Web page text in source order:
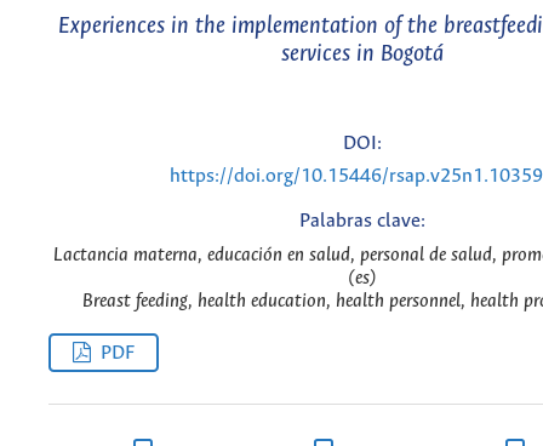
Experiences in the implementation of the
services in Bogotá
DOI:
https://doi.org/10.15446/
Palabras clave:
Lactancia materna, educación en salud, personal de salud,
(es)
Breast feeding, health education, health personnel, health
PDF